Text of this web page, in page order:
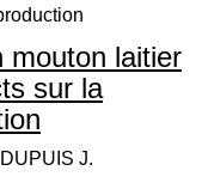
mouton laitier
sur la
J.